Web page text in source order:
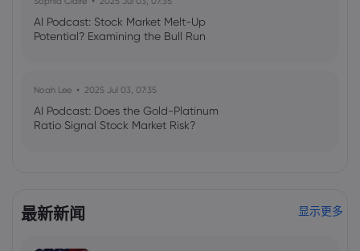
AI Podcast: Stock Market Melt-Up
Potential? Examining the Bull Run
Noah Lee 2025 Jul 03, 07:35
AI Podcast: Does the Gold-Platinum
Ratio Signal Stock Market Risk?
最新新闻 显示更多